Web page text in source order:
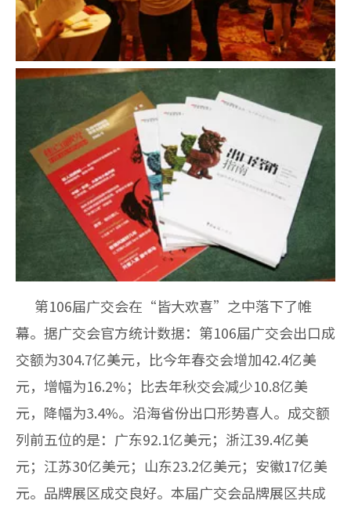
第106届广交会在“皆大欢喜”之中落下了帷
幕。据广交会官方统计数据：第106届广交会出口成
交额为304.7亿美元，比今年春交会增加42.4亿美
元，增幅为16.2%；比去年秋交会减少10.8亿美
元，降幅为3.4%。沿海省份出口形势喜人。成交额
列前五位的是：广东92.1亿美元；浙江39.4亿美
元；江苏30亿美元；山东23.2亿美元；安徽17亿美
元。品牌展区成交良好。本届广交会品牌展区共成